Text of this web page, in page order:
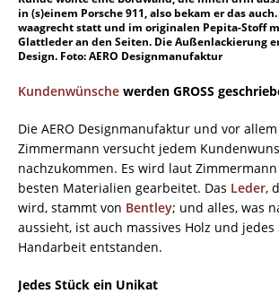
in (s)einem Porsche 911, also bekam er das
waagrecht statt und im originalen Pepita-Stoff
Glattleder an den Seiten. Die Außenlackierung
Design. Foto: AERO Designmanufaktur
Kundenwünsche werden GROSS
Die AERO Designmanufaktur und vor allem
Zimmermann versucht jedem
nachzukommen. Es wird laut
besten Materialien gearbeitet. Das Leder,
wird, stammt von Bentley; und alles, was
aussieht, ist auch massives Holz und
Handarbeit entstanden.
Jedes Stück ein Unikat